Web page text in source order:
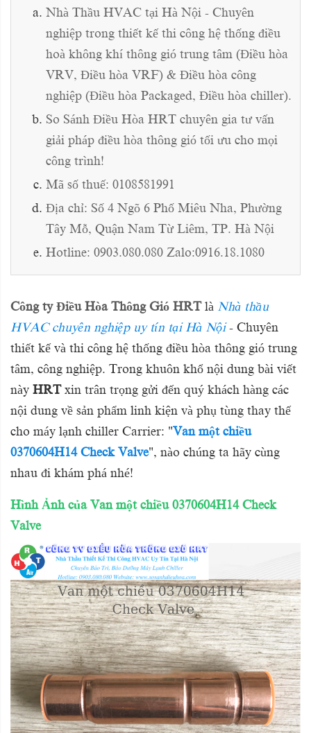
Nhà Thầu HVAC tại Hà Nội - Chuyên
nghiệp trong thiết kế thi công hệ thống điều
hoà không khí thông gió trung tâm (Điều hòa
VRV, Điều hòa VRF) & Điều hòa công
nghiệp (Điều hòa Packaged, Điều hòa chiller).
So Sánh Điều Hòa HRT chuyên gia tư vấn
giải pháp điều hòa thông gió tối ưu cho mọi
công trình!
Mã số thuế: 0108581991
Địa chỉ: Số 4 Ngõ 6 Phố Miêu Nha, Phường
Tây Mỗ, Quận Nam Từ Liêm, TP. Hà Nội
Hotline: 0903.080.080 Zalo:0916.18.1080
Công ty Điều Hòa Thông Gió HRTlà Nhà thầu
HVAC chuyên nghiệp uy tín tại Hà Nội - Chuyên
thiết kế và thi công hệ thống điều hòa thông gió trung
tâm, công nghiệp. Trong khuôn khổ nội dung bài viết
này HRTxin trân trọng gửi đến quý khách hàng các
nội dung về sản phẩm linh kiện và phụ tùng thay thế
cho máy lạnh chiller Carrier: "Van một chiều
0370604H14 Check Valve", nào chúng ta hãy cùng
nhau đi khám phá nhé!
Hình Ảnh của Van một chiều 0370604H14 Check
Valve